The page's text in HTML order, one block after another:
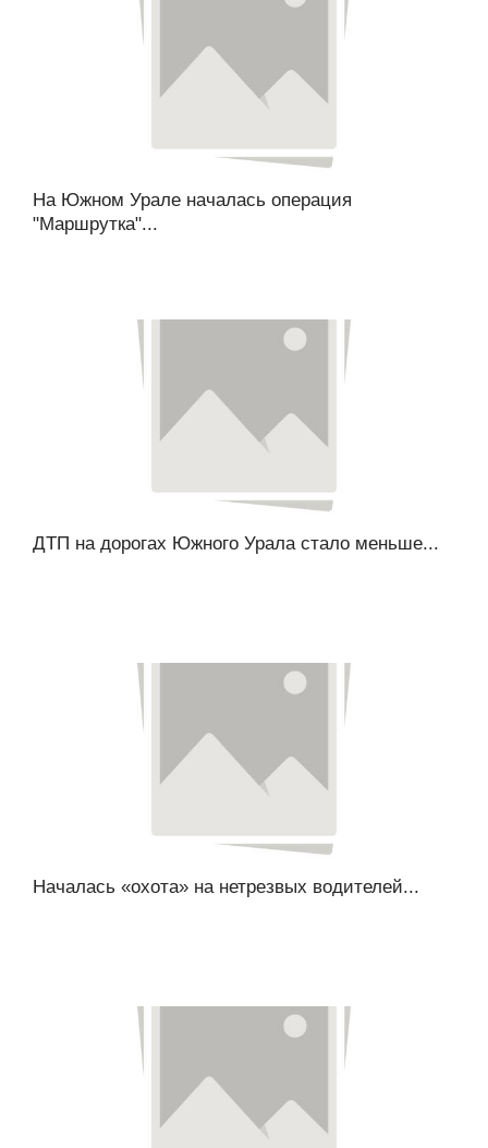
На Южном Урале началась операция
"Маршрутка"...
ДТП на дорогах Южного Урала стало меньше...
Началась «охота» на нетрезвых водителей...